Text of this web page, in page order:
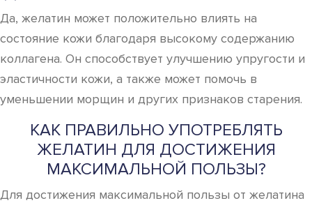
Да, желатин может положительно влиять на
состояние кожи благодаря высокому содержанию
коллагена. Он способствует улучшению упругости и
эластичности кожи, а также может помочь в
уменьшении морщин и других признаков старения.
КАК ПРАВИЛЬНО УПОТРЕБЛЯТЬ
ЖЕЛАТИН ДЛЯ ДОСТИЖЕНИЯ
МАКСИМАЛЬНОЙ ПОЛЬЗЫ?
Для достижения максимальной пользы от желатина